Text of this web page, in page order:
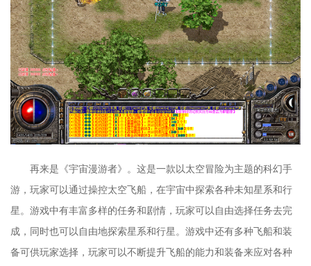
再来是《宇宙漫游者》。这是一款以太空冒险为主题的科幻手
游，玩家可以通过操控太空飞船，在宇宙中探索各种未知星系和行
星。游戏中有丰富多样的任务和剧情，玩家可以自由选择任务去完
成，同时也可以自由地探索星系和行星。游戏中还有多种飞船和装
备可供玩家选择，玩家可以不断提升飞船的能力和装备来应对各种